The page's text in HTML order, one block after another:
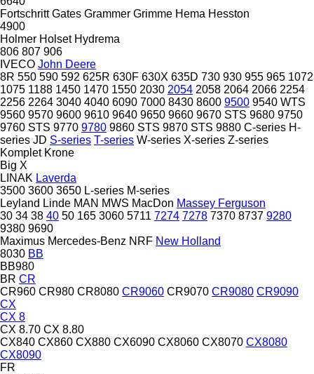
Fortschritt Gates Grammer Grimme Hema Hesston
4900
Holmer Holset Hydrema
806 807 906
IVECO John Deere
8R 550 590 592 625R 630F 630X 635D 730 930 955 965 1072
1075 1188 1450 1470 1550 2030 2054 2058 2064 2066 2254
2256 2264 3040 4040 6090 7000 8430 8600 9500 9540 WTS
9560 9570 9600 9610 9640 9650 9660 9670 STS 9680 9750
9760 STS 9770 9780 9860 STS 9870 STS 9880 C-series H-
series JD S-series T-series W-series X-series Z-series
Komplet Krone
Big X
LINAK Laverda
3500 3600 3650 L-series M-series
Leyland Linde MAN MWS MacDon Massey Ferguson
30 34 38 40 50 165 3060 5711 7274 7278 7370 8737 9280
9380 9690
Maximus Mercedes-Benz NRF New Holland
8030 BB
BB980
BR CR
CR960 CR980 CR8080 CR9060 CR9070 CR9080 CR9090
CX
CX 8
CX 8.70 CX 8.80
CX840 CX860 CX880 CX6090 CX8060 CX8070 CX8080
CX8090
FR